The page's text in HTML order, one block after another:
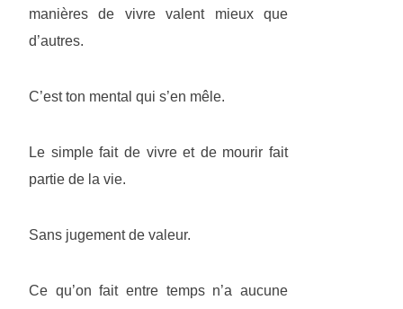
manières de vivre valent mieux que
d’autres.
C’est ton mental qui s’en mêle.
Le simple fait de vivre et de mourir fait
partie de la vie.
Sans jugement de valeur.
Ce qu’on fait entre temps n’a aucune